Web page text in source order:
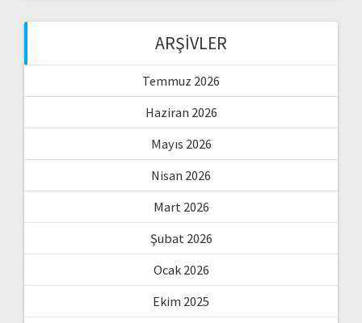
ARŞIVLER
Temmuz 2026
Haziran 2026
Mayıs 2026
Nisan 2026
Mart 2026
Şubat 2026
Ocak 2026
Ekim 2025